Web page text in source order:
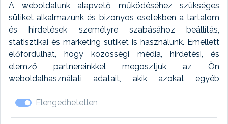
A weboldalunk alapvető működéséhez szükséges
sütiket alkalmazunk és bizonyos esetekben a tartalom
és hirdetések személyre szabásához beállítás,
statisztikai és marketing sütiket is használunk. Emellett
előfordulhat, hogy közösségi média, hirdetési, és
elemző partnereinkkel megosztjuk az Ön
weboldalhasználati adatait, akik azokat egyéb
forrásokból gyűjtött adatokkal kombinálhatják. A sütik
elfogadásával kapcsolatosan naplózást végzünk és
ezen adatokat 6 hónap után automatikusan töröljük. A
Elengedhetetlen
Fényképtár extra modul
Autómosó modul
Feladatütemezés